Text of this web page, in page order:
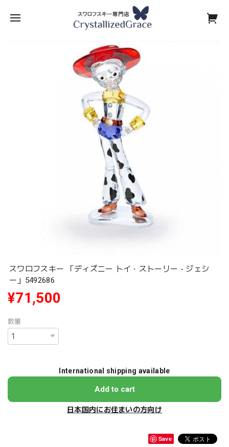
スワロフスキー 「ディズニー トイ・ストーリー - ジェシ
ー」5492686
¥71,500
数量
International shipping available
Add to cart
日本国内にお住まいの方向け
Save